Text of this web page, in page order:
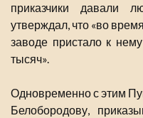
приказчики давали
утверждал, что «во
заводе пристало к
тысяч».
Одновременно с этим
Белобородову,